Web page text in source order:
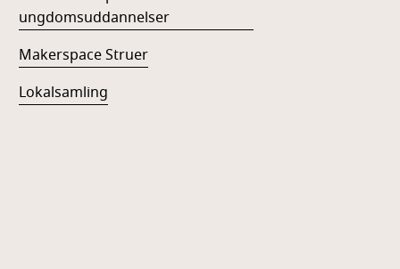
ungdomsuddannelser
Makerspace Struer
Lokalsamling